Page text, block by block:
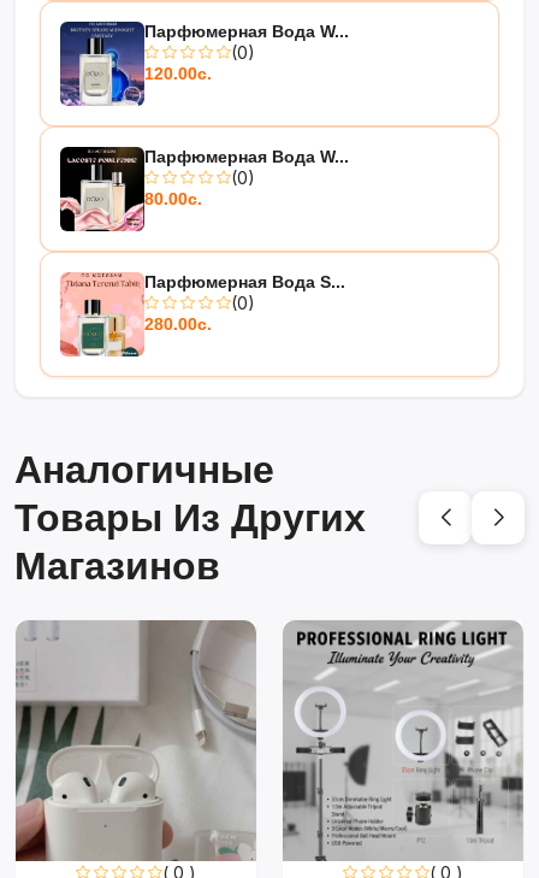
Парфюмерная Вода W...
(0)
120.00с.
Парфюмерная Вода W...
(0)
80.00с.
Парфюмерная Вода S...
(0)
280.00с.
Аналогичные
Товары Из Других
Магазинов
( 0 ) ( 0 )